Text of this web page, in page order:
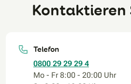
Kontaktieren
Telefon
0800 29 29 29 4
Mo - Fr 8:00 - 20:00 Uhr